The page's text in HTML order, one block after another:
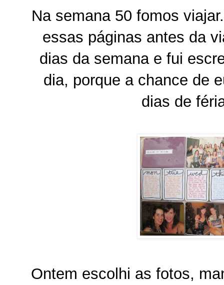
Na semana 50 fomos
essas páginas antes da
dias da semana e fui
dia, porque a chance de
dias de
Ontem escolhi as fotos,